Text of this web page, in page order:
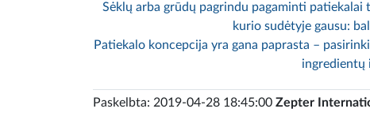
Sėklų arba grūdų pagrindu pagaminti
kurio sudėtyje gausu:
Patiekalo koncepcija yra gana paprasta –
ingredientų
Paskelbta: 2019-04-28 18:45:00 Zepter